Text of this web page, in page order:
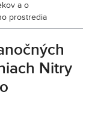
a o
prostredia
Nitry